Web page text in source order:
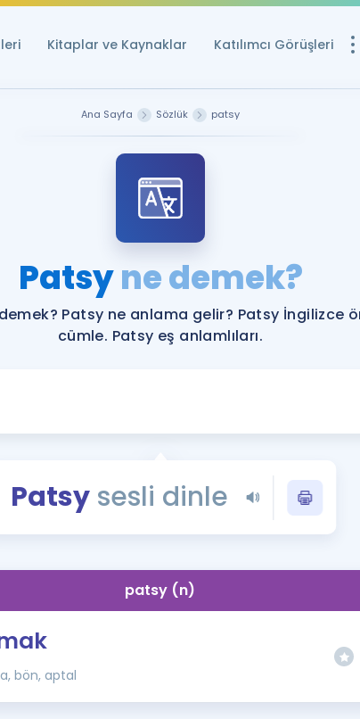
Kitaplar ve Kaynaklar Katılımcı Görüşleri
YDS ve YÖKDİL
Rehberlik Aracı
YDS ve YÖKDİL'e
Tüm ÖSYM
YDS - YÖKDİL
İngilizce Gramer
Ana Sayfa Sözlük patsy
Patsyne demek?
Patsy ne anlama gelir? Patsy İngilizce
cümle. Patsy eş anlamlıları.
Patsy sesli dinle
patsy (n)
bön, aptal